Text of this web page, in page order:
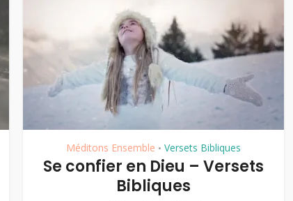
Méditons Ensemble • Versets Bibliques
Se confier en Dieu – Versets
Bibliques